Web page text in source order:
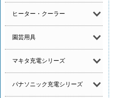
ヒーター・クーラー
園芸用具
マキタ充電シリーズ
パナソニック充電シリーズ